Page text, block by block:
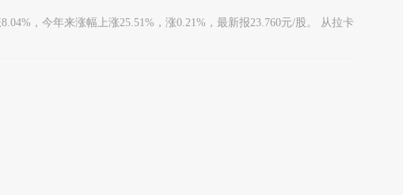
，今年来涨幅上涨25.51%，涨0.21%，最新报23.760元/股。 从拉卡